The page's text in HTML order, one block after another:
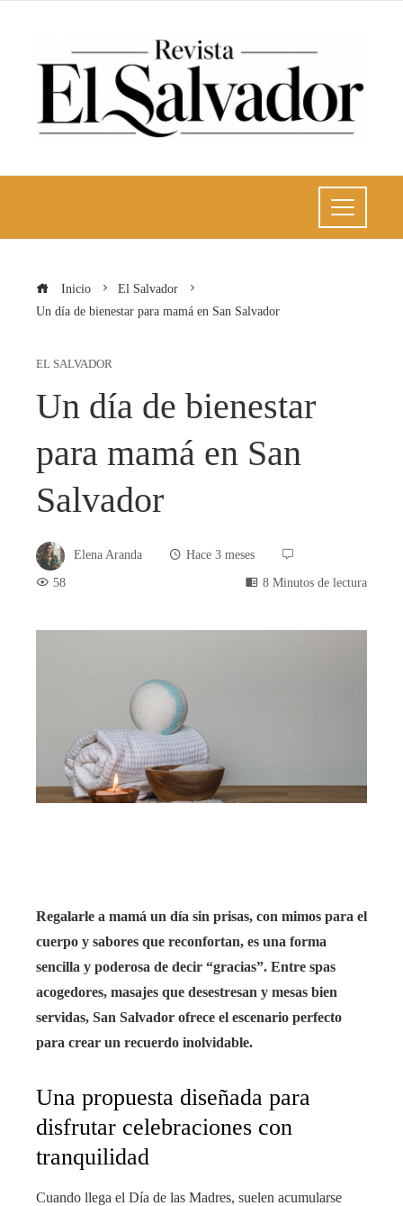
Inicio
El Salvador
Un día de bienestar para mamá en San Salvador
EL SALVADOR
Un día de bienestar
para mamá en San
Salvador
Elena Aranda
Hace 3 meses
58
8 Minutos de lectura
Regalarle a mamá un día sin prisas, con mimos para el
cuerpo y sabores que reconfortan, es una forma
sencilla y poderosa de decir “gracias”. Entre spas
acogedores, masajes que desestresan y mesas bien
servidas, San Salvador ofrece el escenario perfecto
para crear un recuerdo inolvidable.
Una propuesta diseñada para
disfrutar celebraciones con
tranquilidad
Cuando llega el Día de las Madres, suelen acumularse